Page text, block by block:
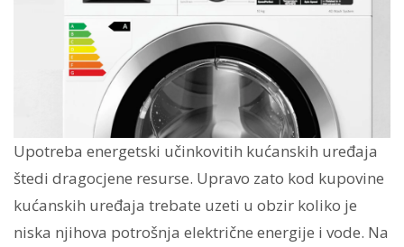
Upotreba energetski učinkovitih kućanskih uređaja
štedi dragocjene resurse. Upravo zato kod kupovine
kućanskih uređaja trebate uzeti u obzir koliko je
niska njihova potrošnja električne energije i vode. Na